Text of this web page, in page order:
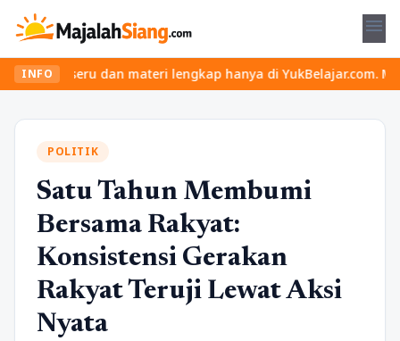
menu
INFO
seru dan materi lengkap hanya di YukBelajar.com. Mulai
POLITIK
Satu Tahun Membumi
Bersama Rakyat:
Konsistensi Gerakan
Rakyat Teruji Lewat Aksi
Nyata